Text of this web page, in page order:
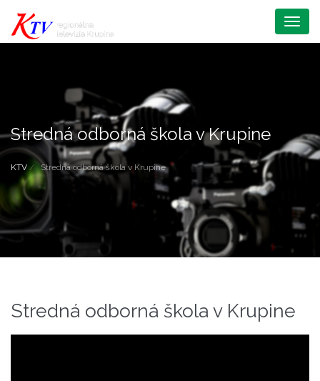
Menu
Stredná odborná škola v Krupine
KTV Stredná odborná škola v Krupine
Stredná odborná škola v Krupine